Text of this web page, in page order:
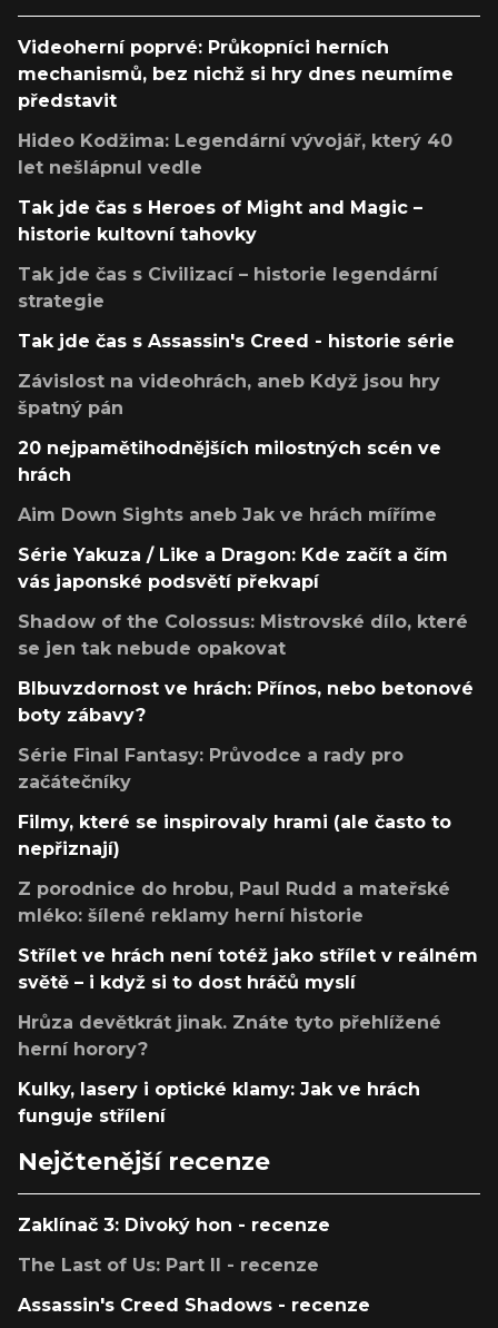
Videoherní poprvé: Průkopníci herních
mechanismů, bez nichž si hry dnes neumíme
představit
Hideo Kodžima: Legendární vývojář, který 40
let nešlápnul vedle
Tak jde čas s Heroes of Might and Magic –
historie kultovní tahovky
Tak jde čas s Civilizací – historie legendární
strategie
Tak jde čas s Assassin's Creed - historie série
Závislost na videohrách, aneb Když jsou hry
špatný pán
20 nejpamětihodnějších milostných scén ve
hrách
Aim Down Sights aneb Jak ve hrách míříme
Série Yakuza / Like a Dragon: Kde začít a čím
vás japonské podsvětí překvapí
Shadow of the Colossus: Mistrovské dílo, které
se jen tak nebude opakovat
Blbuvzdornost ve hrách: Přínos, nebo betonové
boty zábavy?
Série Final Fantasy: Průvodce a rady pro
začátečníky
Filmy, které se inspirovaly hrami (ale často to
nepřiznají)
Z porodnice do hrobu, Paul Rudd a mateřské
mléko: šílené reklamy herní historie
Střílet ve hrách není totéž jako střílet v reálném
světě – i když si to dost hráčů myslí
Hrůza devětkrát jinak. Znáte tyto přehlížené
herní horory?
Kulky, lasery i optické klamy: Jak ve hrách
funguje střílení
Nejčtenější recenze
Zaklínač 3: Divoký hon - recenze
The Last of Us: Part II - recenze
Assassin's Creed Shadows - recenze